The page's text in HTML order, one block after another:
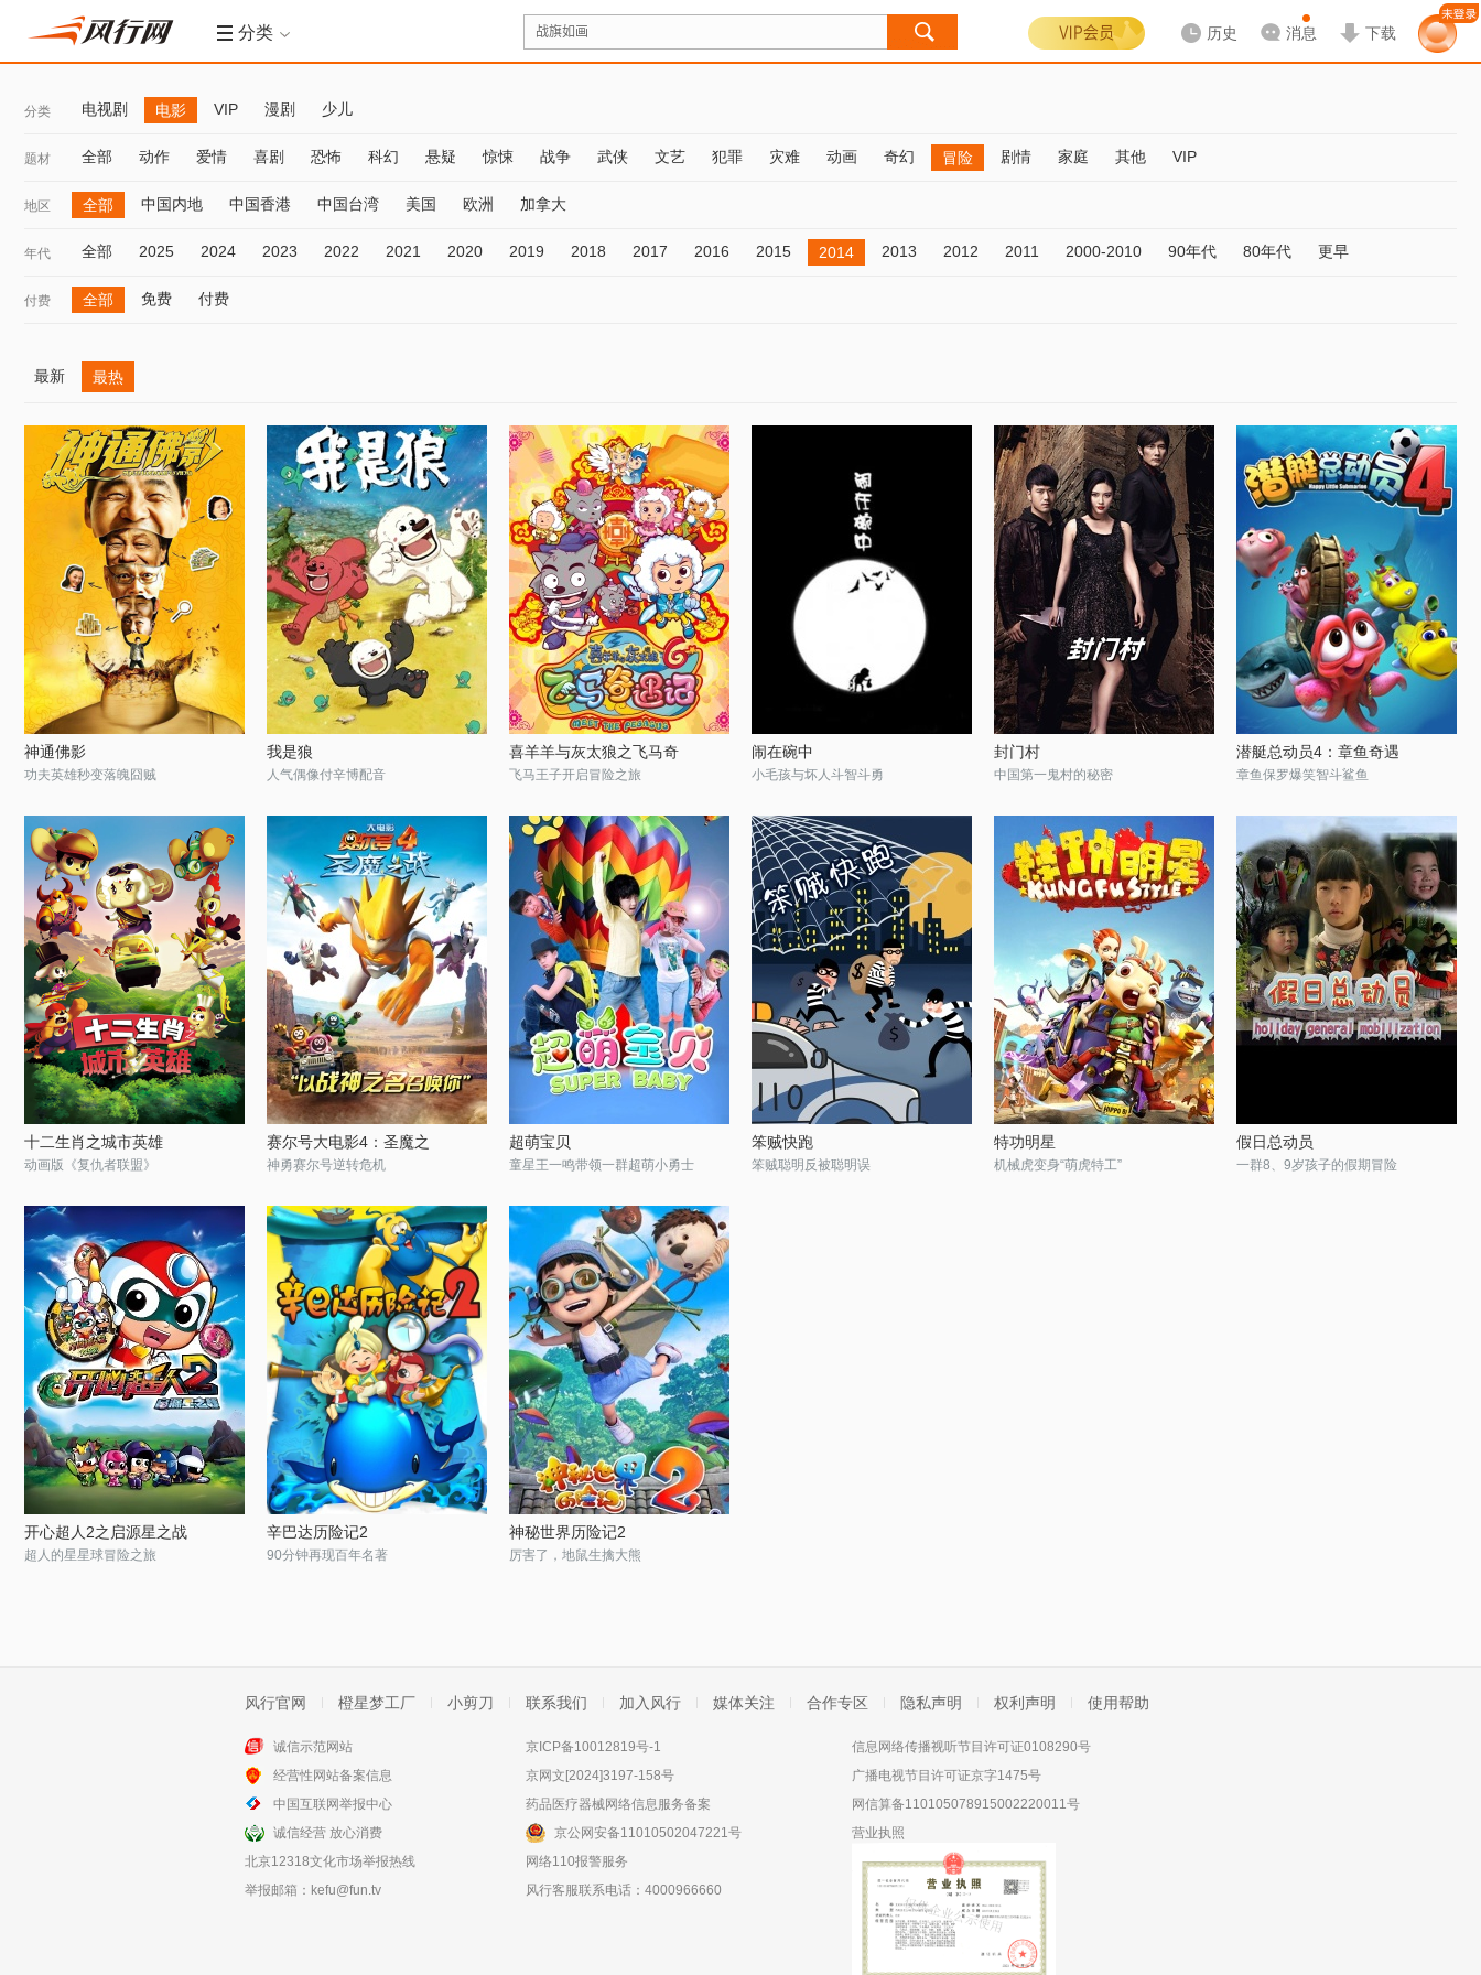
分类 历史 消息 下载
分类 电视剧 电影 VIP 漫剧 少儿
题材 全部 动作 爱情 喜剧 恐怖 科幻 悬疑 惊悚 战争 武侠 文艺 犯罪 灾难 动画 奇幻 冒险 剧情 家庭 其他 VIP
地区 全部 中国内地 中国香港 中国台湾 美国 欧洲 加拿大
年代 全部 2025 2024 2023 2022 2021 2020 2019 2018 2017 2016 2015 2014 2013 2012 2011 2000-2010 90年代 80年代 更早
付费 全部 免费 付费
最新 最热
神通佛影
功夫英雄秒变落魄囧贼
我是狼
人气偶像付辛博配音
喜羊羊与灰太狼之飞马奇
飞马王子开启冒险之旅
闹在碗中
小毛孩与坏人斗智斗勇
封门村
中国第一鬼村的秘密
潜艇总动员4：章鱼奇遇
章鱼保罗爆笑智斗鲨鱼
十二生肖之城市英雄
动画版《复仇者联盟》
赛尔号大电影4：圣魔之
神勇赛尔号逆转危机
超萌宝贝
童星王一鸣带领一群超萌小勇士
笨贼快跑
笨贼聪明反被聪明误
特功明星
机械虎变身“萌虎特工”
假日总动员
一群8、9岁孩子的假期冒险
开心超人2之启源星之战
超人的星星球冒险之旅
辛巴达历险记2
90分钟再现百年名著
神秘世界历险记2
厉害了，地鼠生擒大熊
风行官网 橙星梦工厂 小剪刀 联系我们 加入风行 媒体关注 合作专区 隐私声明 权利声明 使用帮助
诚信示范网站
经营性网站备案信息
中国互联网举报中心
诚信经营 放心消费
北京12318文化市场举报热线
举报邮箱： kefu@fun.tv
京ICP备10012819号-1
京网文[2024]3197-158号
药品医疗器械网络信息服务备案
京公网安备11010502047221号
网络110报警服务
风行客服联系电话：4000966660
信息网络传播视听节目许可证0108290号
广播电视节目许可证京字1475号
网信算备110105078915002220011号
营业执照